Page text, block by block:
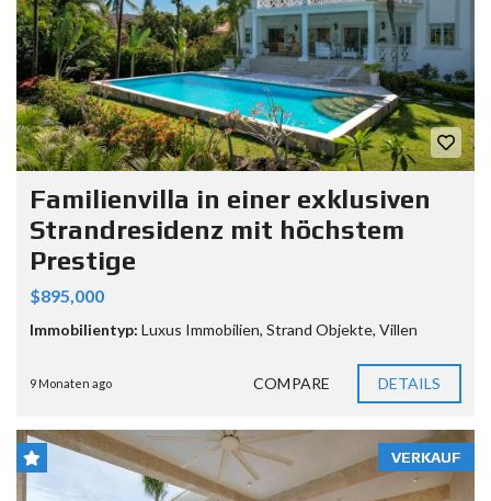
Familienvilla in einer exklusiven
Strandresidenz mit höchstem
Prestige
$895,000
Immobilientyp: Luxus Immobilien, Strand Objekte, Villen
9 Monaten ago COMPARE DETAILS
VERKAUF